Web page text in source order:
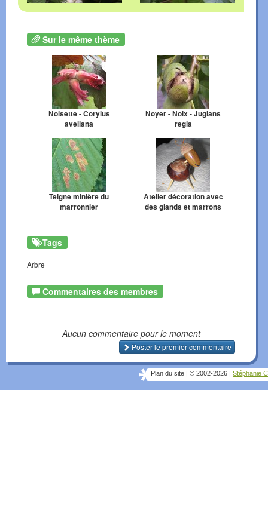
Sur le même thème
Noisette - Corylus
avellana
Noyer - Noix - Juglans
regia
Teigne minière du
marronnier
Atelier décoration avec
des glands et marrons
Tags
Arbre
Commentaires des membres
Aucun commentaire pour le moment
Poster le premier commentaire
Plan du site © 2002-2026 Stéphanie C